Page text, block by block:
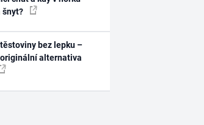
šnyt?
bez lepku –
alternativa